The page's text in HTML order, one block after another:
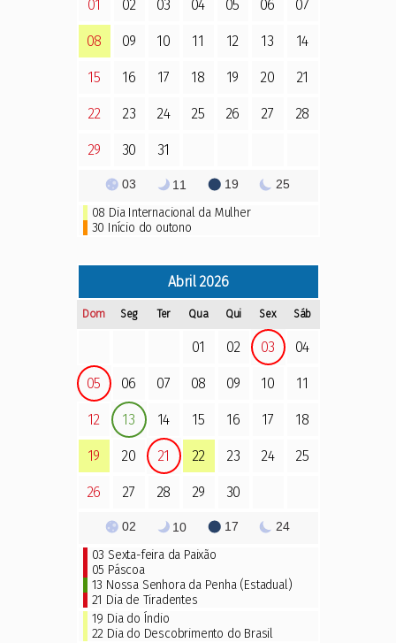
01 02 03 04 05 06 07
08 09 10 11 12 13 14
15 16 17 18 19 20 21
22 23 24 25 26 27 28
29 30 31
03 11 19 25
08 Dia Internacional da Mulher
30 Início do outono
Abril2026
Dom Seg Ter Qua Qui Sex Sáb
01 02 03 04
05 06 07 08 09 10 11
12 13 14 15 16 17 18
19 20 21 22 23 24 25
26 27 28 29 30
02 10 17 24
03 Sexta-feira da Paixão
05 Páscoa
13 Nossa Senhora da Penha (Estadual)
21 Dia de Tiradentes
19 Dia do Índio
22 Dia do Descobrimento do Brasil